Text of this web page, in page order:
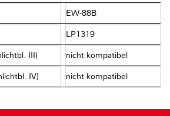
EW-88B
LP1319
III) nicht kompatibel
IV) nicht kompatibel